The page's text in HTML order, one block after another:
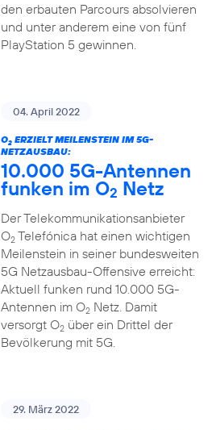
den erbauten Parcours absolvieren
und unter anderem eine von fünf
PlayStation 5 gewinnen.
04. April 2022
O2ERZIELT MEILENSTEIN IM 5G-
NETZAUSBAU:
10.000 5G-Antennen
funken im O2 Netz
Der Telekommunikationsanbieter
O2Telefónica hat einen wichtigen
Meilenstein in seiner bundesweiten
5G Netzausbau-Offensive erreicht:
Aktuell funken rund 10.000 5G-
Antennen im O2Netz. Damit
versorgt O2über ein Drittel der
Bevölkerung mit 5G.
29. März 2022